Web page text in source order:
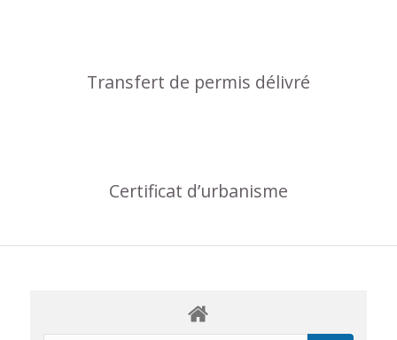
Transfert de permis délivré
Certificat d’urbanisme